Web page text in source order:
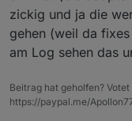
zickig und ja die
gehen (weil da
am Log sehen das
Beitrag hat geholfen?
https://paypal.me/